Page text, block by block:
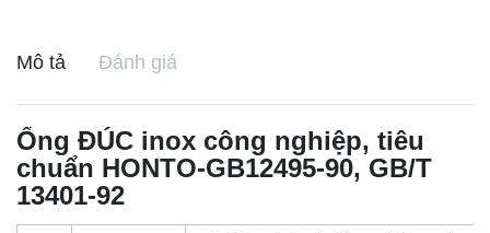
Mô tả Đánh giá
Ống ĐÚC inox công nghiệp, tiêu
chuẩn HONTO-GB12495-90, GB/T
13401-92